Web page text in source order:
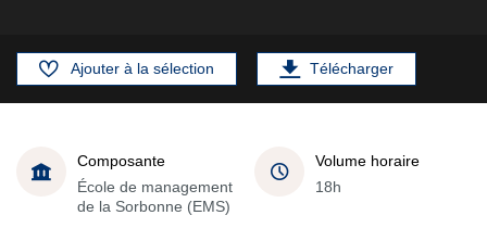
Ajouter à la sélection Télécharger
Composante
École de management
de la Sorbonne (EMS)
Volume horaire
18h